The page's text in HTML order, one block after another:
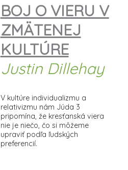
BOJ O VIERU V
ZMÄTENEJ
KULTÚRE
Justin Dillehay
V kultúre individualizmu a
relativizmu nám Júda 3
pripomína, že kresťanská viera
nie je niečo, čo si môžeme
upraviť podľa ľudských
preferencií.